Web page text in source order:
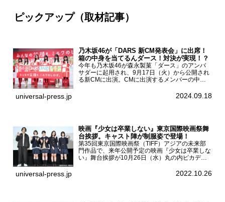
ピックアップ（取材記事）
乃木坂46が「DARS 新CM発表会」に出席！
箱の中身を当てるんダース！対決が実現！？
今年も乃木坂46が森永製菓「ダース」のアンバ
サダーに起用され、9月17日（火）から公開され
る新CMに出演。CMに出演するメンバーの中か
一ノ瀬美空、菅原咲月が都内にて開催された
universal-press.jp 2024.09.18
映画『少女は卒業しない』東京国際映画祭舞
台挨拶。キャスト陣が制服姿で登場！
第35回東京国際映画祭（TIFF）アジアの未来部
門作品で、来年公開予定の映画『少女は卒業しな
い』舞台挨拶が10月26日（水）丸の内ピカデリ
宮山莉渚、中井友望、監督の中川駿が登壇。映画
universal-press.jp 2022.10.26